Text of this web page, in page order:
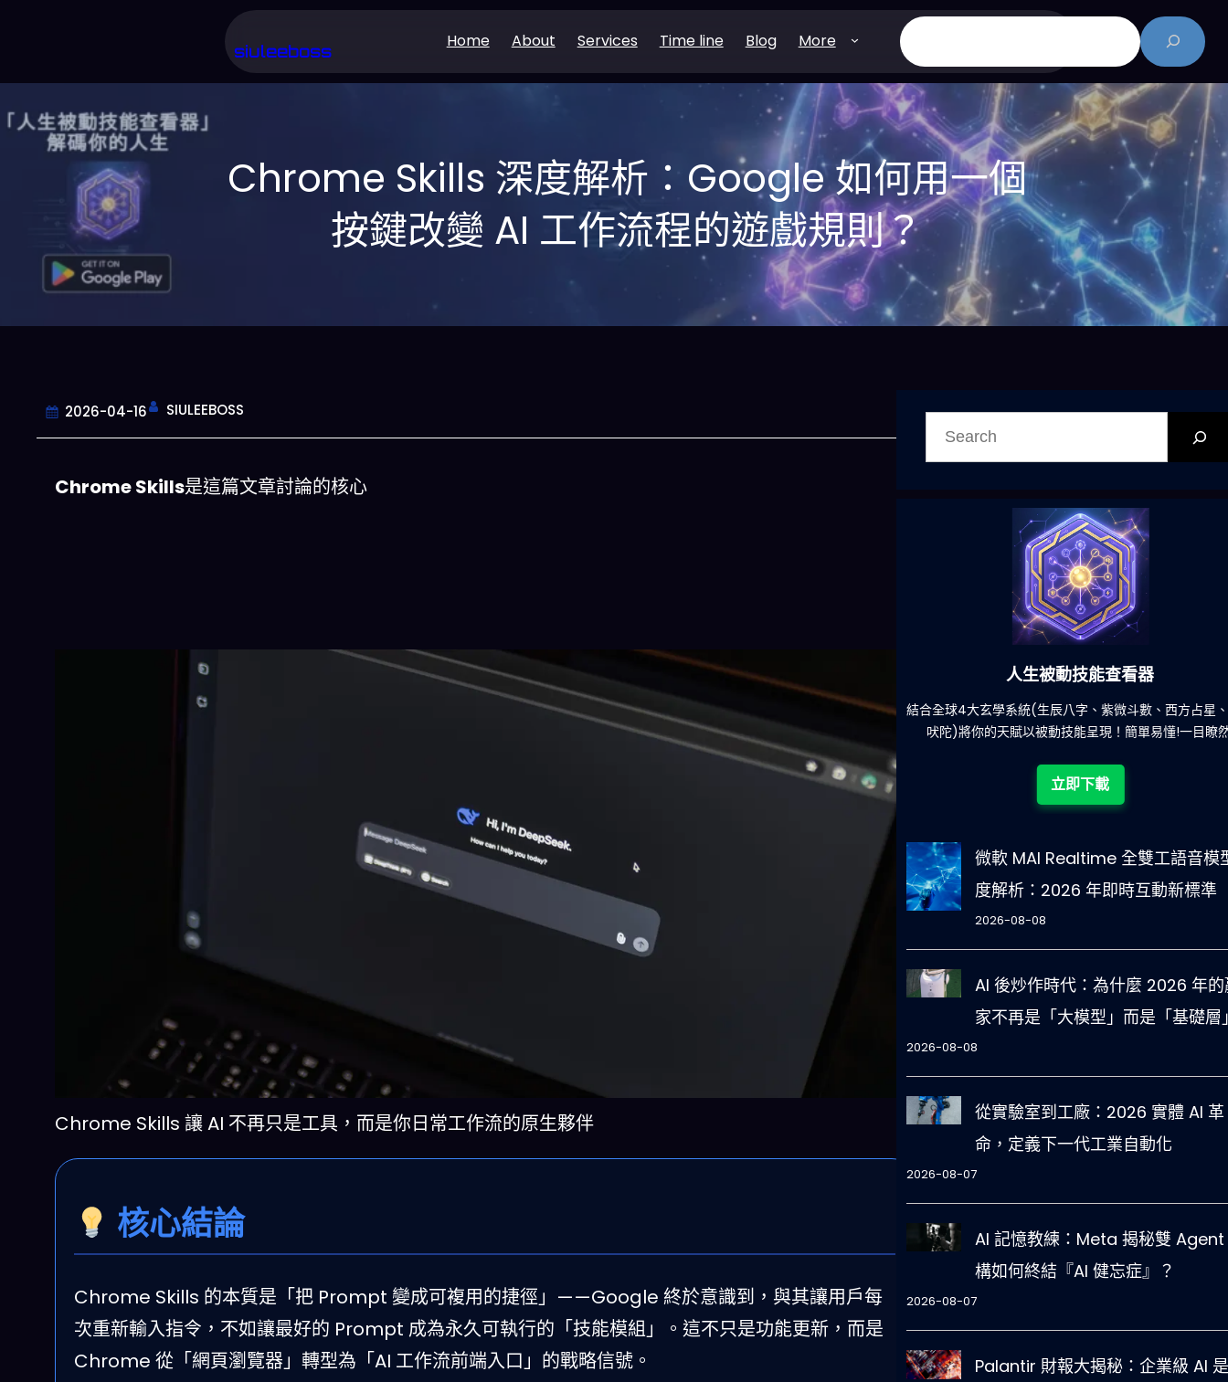
主
要
siuleeboss Home About Services Time line Blog More
搜
尋
Chrome Skills 深度解析：Google 如何用一個
按鍵改變 AI 工作流程的遊戲規則？
2026-04-16 SIULEEBOSS
Chrome Skills是這篇文章討論的核心
Chrome Skills 讓 AI 不再只是工具，而是你日常工作流的原生夥伴
核心結論
Chrome Skills 的本質是「把 Prompt 變成可複用的捷徑」——Google 終於意識到，與其讓用戶每
次重新輸入指令，不如讓最好的 Prompt 成為永久可執行的「技能模組」。這不只是功能更新，而是
Chrome 從「網頁瀏覽器」轉型為「AI 工作流前端入口」的戰略信號。
今晚吃什麽
一鍵配搭出三餸一湯的完美晚餐組合,以後免除晚餐吃什麽的煩
惱
人生被動技能查看器
結合全球4大玄學系統(生辰八字、紫微斗數、西方占星
吠陀)將你的天賦以被動技能呈現！簡單易懂!一目瞭
立即下載
微軟 MAI Realtime 全雙工語音模
度解析：2026 年即時互動新標準
2026-08-08
AI 後炒作時代：為什麼 2026 年的
家不再是「大模型」而是「基礎層
2026-08-08
從實驗室到工廠：2026 實體 AI 革
命，定義下一代工業自動化
2026-08-07
AI 記憶教練：Meta 揭秘雙 Agent
構如何終結『AI 健忘症』？
2026-08-07
Palantir 財報大揭秘：企業級 AI